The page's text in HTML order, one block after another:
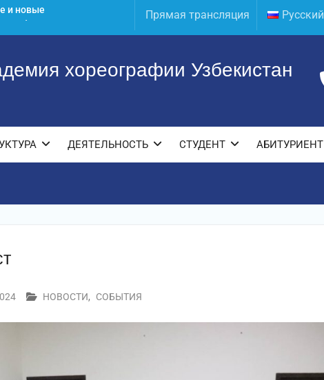
Прямая трансляция Русский
хореографии Узбекистан
ДЕЯТЕЛЬНОСТЬ СТУДЕНТ АБИТУРИЕНТ
НОВОСТИ, СОБЫТИЯ